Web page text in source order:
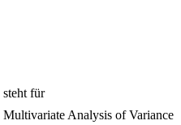
steht für
Multivariate Analysis of Variance